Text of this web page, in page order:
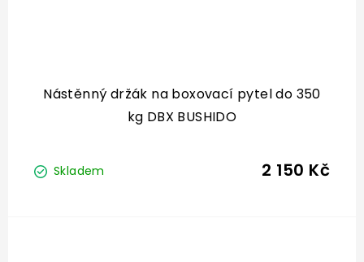
Nástěnný držák na boxovací pytel do 350
kg DBX BUSHIDO
Skladem 2 150 Kč